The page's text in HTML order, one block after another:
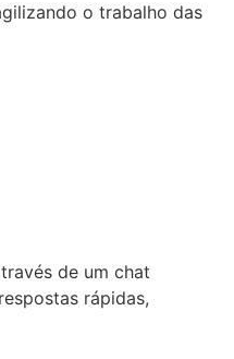
o trabalho das
de um chat
rápidas,